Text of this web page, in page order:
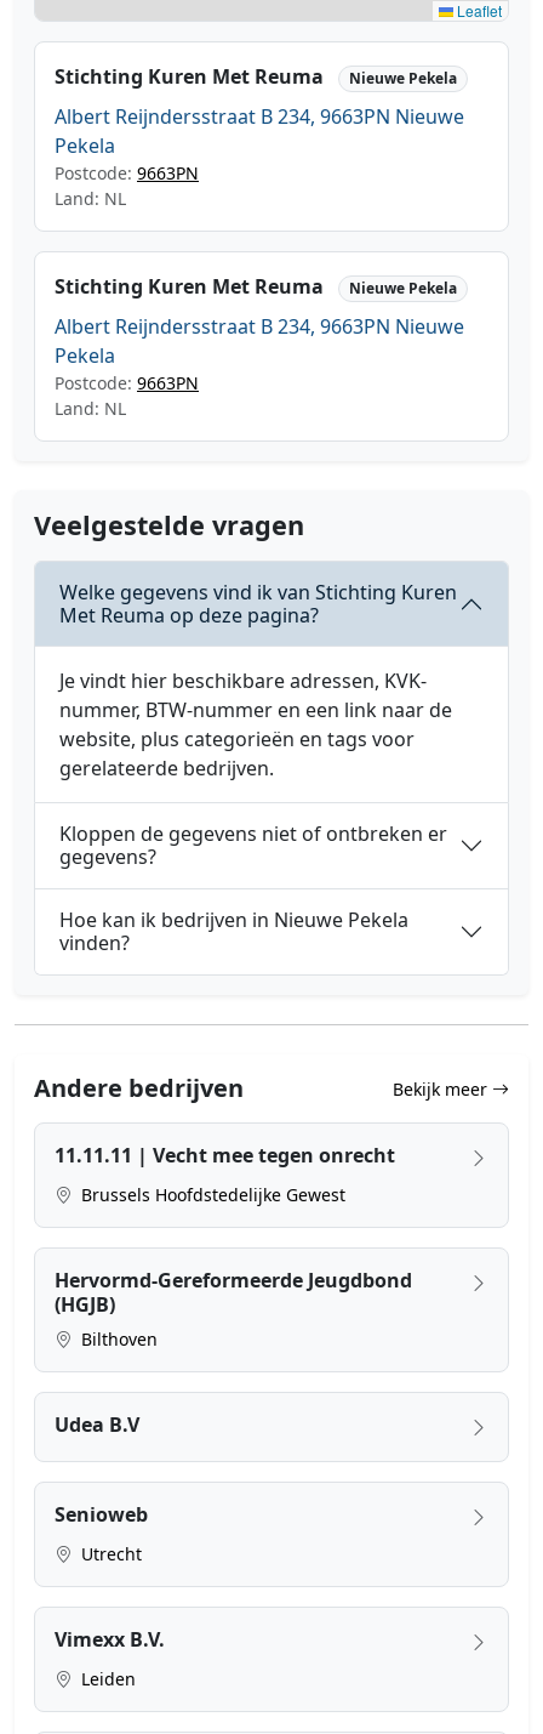
Leaflet
Stichting Kuren Met Reuma Nieuwe Pekela
Albert Reijndersstraat B 234, 9663PN Nieuwe
Pekela
Postcode: 9663PN
Land: NL
Stichting Kuren Met Reuma Nieuwe Pekela
Albert Reijndersstraat B 234, 9663PN Nieuwe
Pekela
Postcode: 9663PN
Land: NL
Veelgestelde vragen
Welke gegevens vind ik van Stichting Kuren
Met Reuma op deze pagina?
Je vindt hier beschikbare adressen, KVK-
nummer, BTW-nummer en een link naar de
website, plus categorieën en tags voor
gerelateerde bedrijven.
Kloppen de gegevens niet of ontbreken er
gegevens?
Hoe kan ik bedrijven in Nieuwe Pekela
vinden?
Andere bedrijven Bekijk meer
11.11.11 | Vecht mee tegen onrecht
Brussels Hoofdstedelijke Gewest
Hervormd-Gereformeerde Jeugdbond
(HGJB)
Bilthoven
Udea B.V
Senioweb
Utrecht
Vimexx B.V.
Leiden